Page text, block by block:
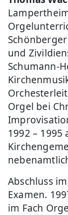
und
Schumann-
Orgel bei
1992 –
Abschluss
Examen.
im Fach